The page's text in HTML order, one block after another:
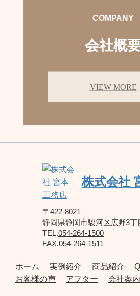
COMPANY
会社概
VIEW MORE
株式会社
〒422-8021
静岡県静岡市駿河区広野3丁
TEL.054-264-1500
FAX.054-264-1511
ホーム 実例紹介 商品紹介
お客様の声
アフター 会社案内